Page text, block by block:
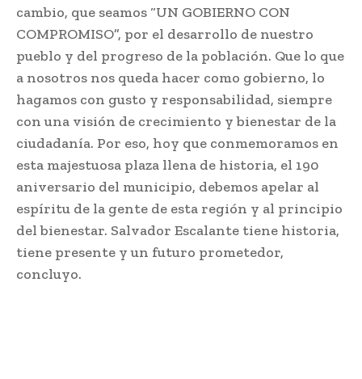
cambio, que seamos “UN GOBIERNO CON
COMPROMISO”, por el desarrollo de nuestro
pueblo y del progreso de la población. Que lo que
a nosotros nos queda hacer como gobierno, lo
hagamos con gusto y responsabilidad, siempre
con una visión de crecimiento y bienestar de la
ciudadanía. Por eso, hoy que conmemoramos en
esta majestuosa plaza llena de historia, el 190
aniversario del municipio, debemos apelar al
espíritu de la gente de esta región y al principio
del bienestar. Salvador Escalante tiene historia,
tiene presente y un futuro prometedor,
concluyo.